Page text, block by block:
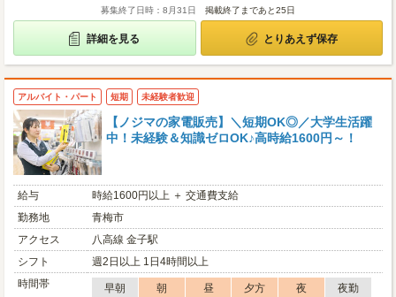
募集終了日時：8月31日 掲載終了まであと25日
詳細を見る とりあえず保存
アルバイト・パート 短期 未経験者歓迎
【ノジマの家電販売】＼短期OK◎／大学生活躍
中！未経験＆知識ゼロOK♪高時給1600円～！
給与
時給1600円以上 ＋ 交通費支給
勤務地
青梅市
アクセス
八高線 金子駅
シフト
週2日以上 1日4時間以上
時間帯
早朝 朝 昼 夕方 夜 夜勤